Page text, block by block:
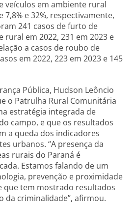
veículos em ambiente rural
e 32%, respectivamente,
241 casos de furto de
rural em 2022, 231 em 2023 e
a casos de roubo de
em 2022, 223 em 2023 e 145
Pública, Hudson Leôncio
o Patrulha Rural Comunitária
estratégia integrada de
campo, e que os resultados
a queda dos indicadores
urbanos. “A presença da
rurais do Paraná é
Estamos falando de um
prevenção e proximidade
que tem mostrado resultados
da criminalidade”, afirmou.